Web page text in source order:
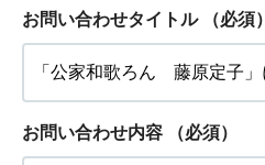
お問い合わせタイトル （必須）
お問い合わせ内容 （必須）